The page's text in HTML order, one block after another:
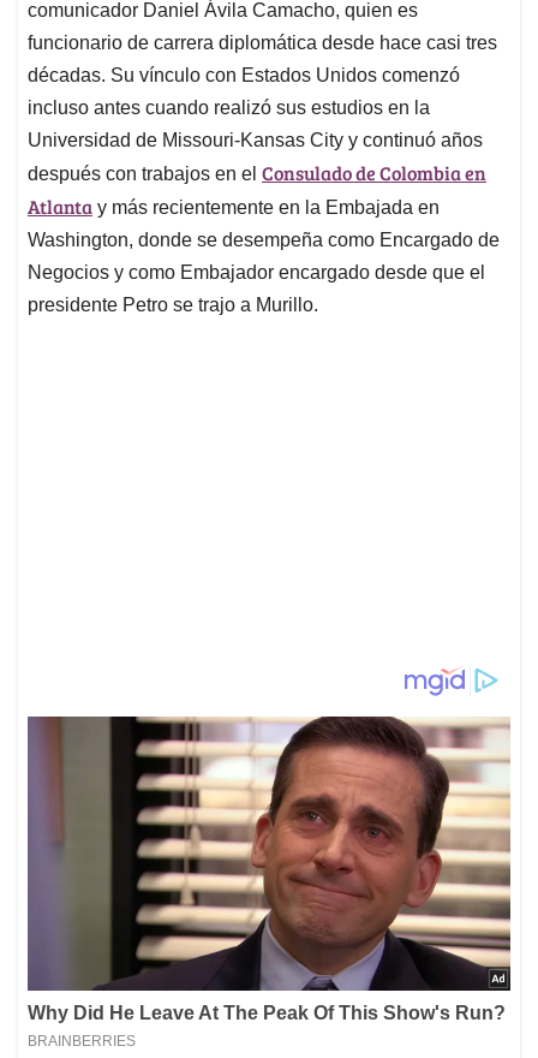
comunicador Daniel Ávila Camacho, quien es
funcionario de carrera diplomática desde hace casi tres
décadas. Su vínculo con Estados Unidos comenzó
incluso antes cuando realizó sus estudios en la
Universidad de Missouri-Kansas City y continuó años
después con trabajos en el Consulado de Colombia en
Atlanta y más recientemente en la Embajada en
Washington, donde se desempeña como Encargado de
Negocios y como Embajador encargado desde que el
presidente Petro se trajo a Murillo.